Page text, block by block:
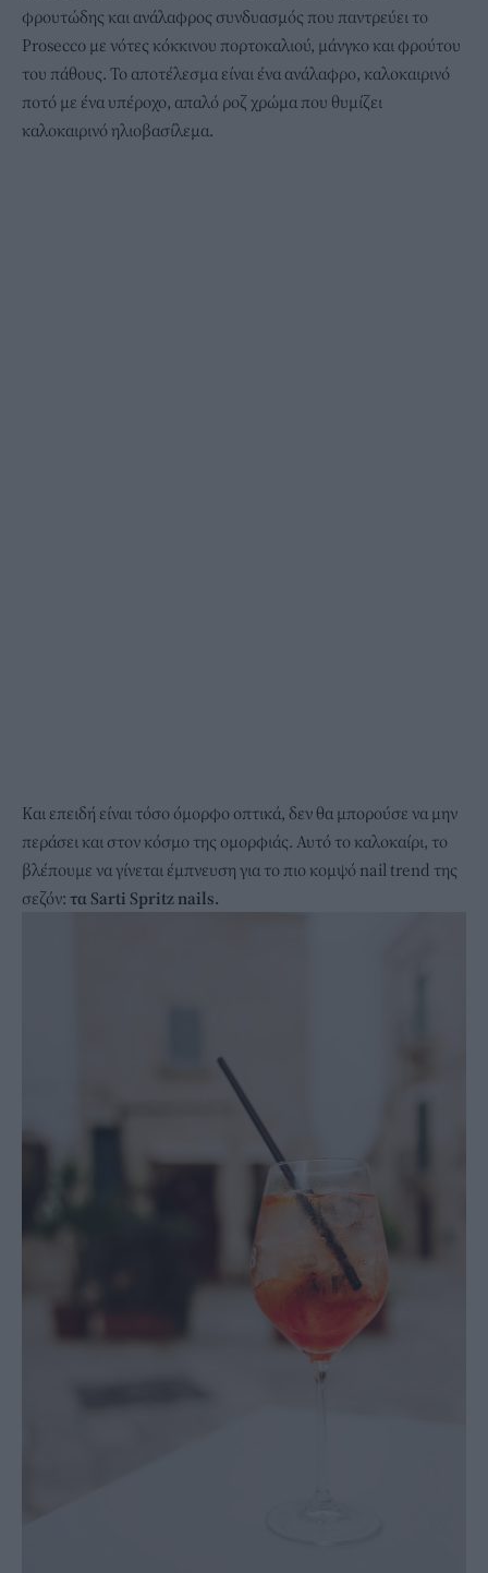
φρουτώδης και ανάλαφρος συνδυασμός που παντρεύει το
Prosecco με νότες κόκκινου πορτοκαλιού, μάνγκο και φρούτου
του πάθους. Το αποτέλεσμα είναι ένα ανάλαφρο, καλοκαιρινό
ποτό με ένα υπέροχο, απαλό ροζ χρώμα που θυμίζει
καλοκαιρινό ηλιοβασίλεμα.
Και επειδή είναι τόσο όμορφο οπτικά, δεν θα μπορούσε να μην
περάσει και στον κόσμο της ομορφιάς. Αυτό το καλοκαίρι, το
βλέπουμε να γίνεται έμπνευση για το πιο κομψό nail trend της
σεζόν: τα Sarti Spritz nails.